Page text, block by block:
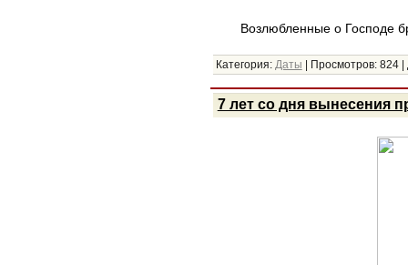
Возлюбленные о Господе
Категория: Даты | Просмотров: 824 |
7 лет со дня вынесения